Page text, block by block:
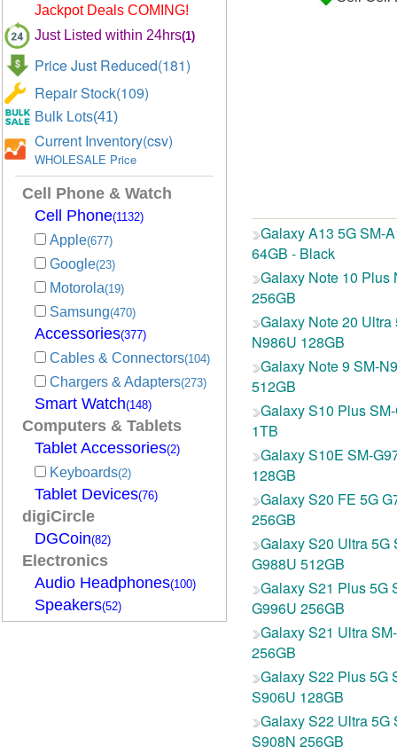
Jackpot Deals COMING!
Just Listed within 24hrs(1)
Price Just Reduced(181)
Repair Stock(109)
Bulk Lots(41)
Current Inventory(csv)
WHOLESALE Price
Cell Phone & Watch
Cell Phone(1132)
Apple(677)
Google(23)
Motorola(19)
Samsung(470)
Accessories(377)
Cables & Connectors(104)
Chargers & Adapters(273)
Smart Watch(148)
Computers & Tablets
Tablet Accessories(2)
Keyboards(2)
Tablet Devices(76)
digiCircle
DGCoin(82)
Electronics
Audio Headphones(100)
Speakers(52)
Galaxy A13 5G SM-
64GB - Black
Galaxy Note 10 Plus
256GB
Galaxy Note 20 Ultra
N986U 128GB
Galaxy Note 9 SM-
512GB
Galaxy S10 Plus
1TB
Galaxy S10E SM-
128GB
Galaxy S20 FE 5G
256GB
Galaxy S20 Ultra 5G
G988U 512GB
Galaxy S21 Plus 5G
G996U 256GB
Galaxy S21 Ultra
256GB
Galaxy S22 Plus 5G
S906U 128GB
Galaxy S22 Ultra 5G
S908N 256GB